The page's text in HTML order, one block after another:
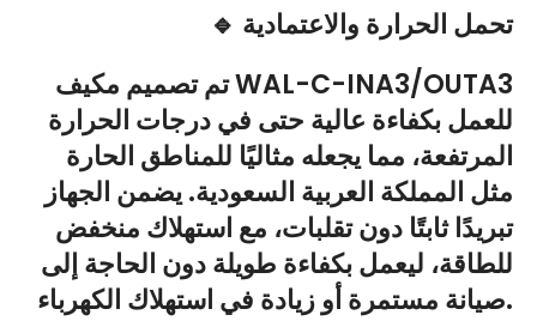
🔹 تحمل الحرارة والاعتمادية
تم تصميم مكيف WAL-C-INA3/OUTA3
للعمل بكفاءة عالية حتى في درجات الحرارة
المرتفعة، مما يجعله مثاليًا للمناطق الحارة
مثل المملكة العربية السعودية. يضمن الجهاز
تبريدًا ثابتًا دون تقلبات، مع استهلاك منخفض
للطاقة، ليعمل بكفاءة طويلة دون الحاجة إلى
صيانة مستمرة أو زيادة في استهلاك الكهرباء.